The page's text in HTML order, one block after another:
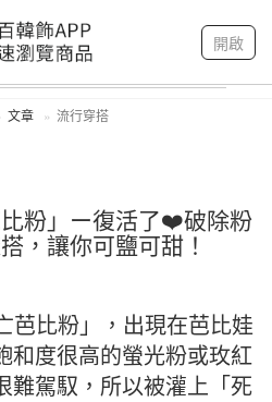
開啟
我的帳戶
文章 流行穿搭
粉」ー復活了❤️破除粉
，讓你可鹽可甜！
芭比粉」，出現在芭比娃
和度很高的螢光粉或玫紅
難駕馭，所以被灌上「死